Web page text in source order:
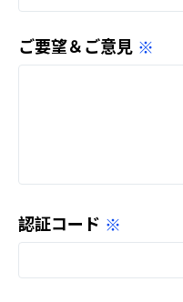
ご要望＆ご意見
認証コード